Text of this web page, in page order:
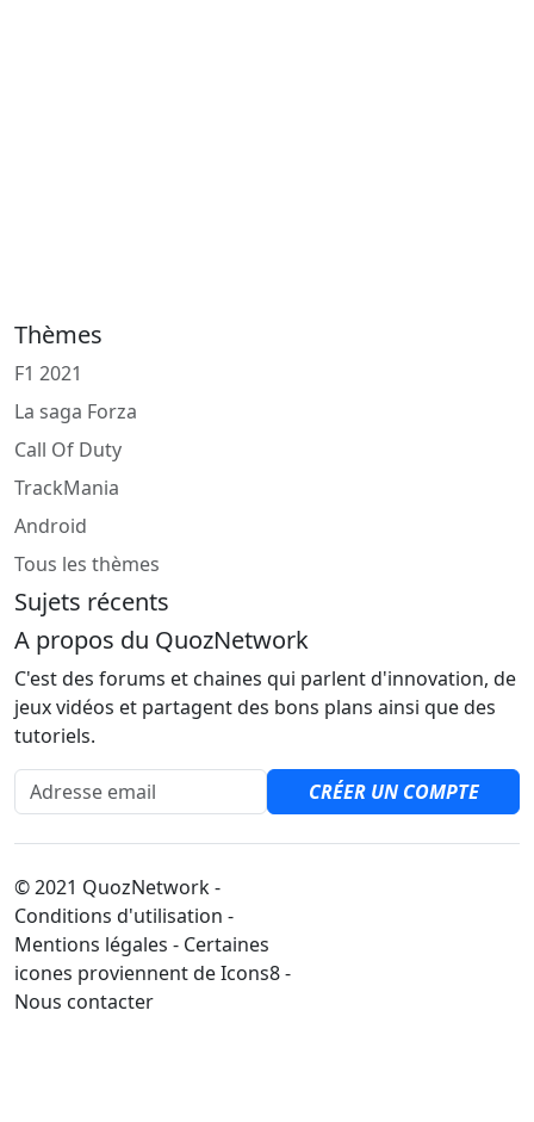
Thèmes
F1 2021
La saga Forza
Call Of Duty
TrackMania
Android
Tous les thèmes
Sujets récents
A propos du QuozNetwork
C'est des forums et chaines qui parlent d'innovation, de
jeux vidéos et partagent des bons plans ainsi que des
tutoriels.
Adresse email
CRÉER UN COMPTE
© 2021 QuozNetwork -
Conditions d'utilisation -
Mentions légales - Certaines
icones proviennent de Icons8 -
Nous contacter